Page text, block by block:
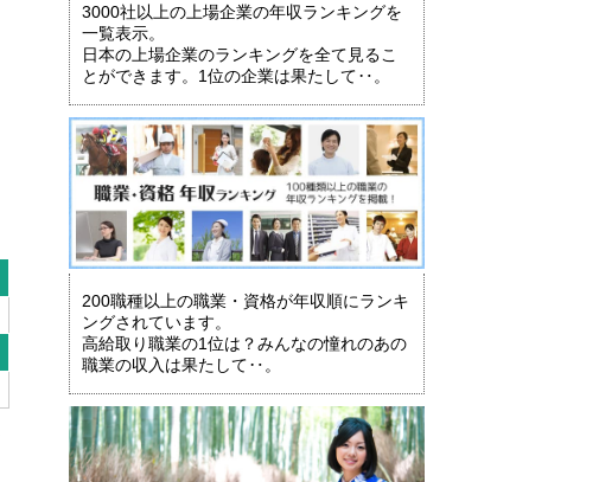
3000社以上の上場企業の年収ランキングを
一覧表示。
日本の上場企業のランキングを全て見るこ
とができます。1位の企業は果たして‥。
200職種以上の職業・資格が年収順にランキ
ングされています。
高給取り職業の1位は？みんなの憧れのあの
職業の収入は果たして‥。